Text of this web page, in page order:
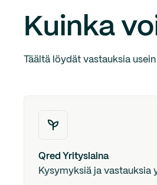
Kuinka
Täältä löydät vastauksia
Qred Yrityslaina
Kysymyksiä ja vastauksia